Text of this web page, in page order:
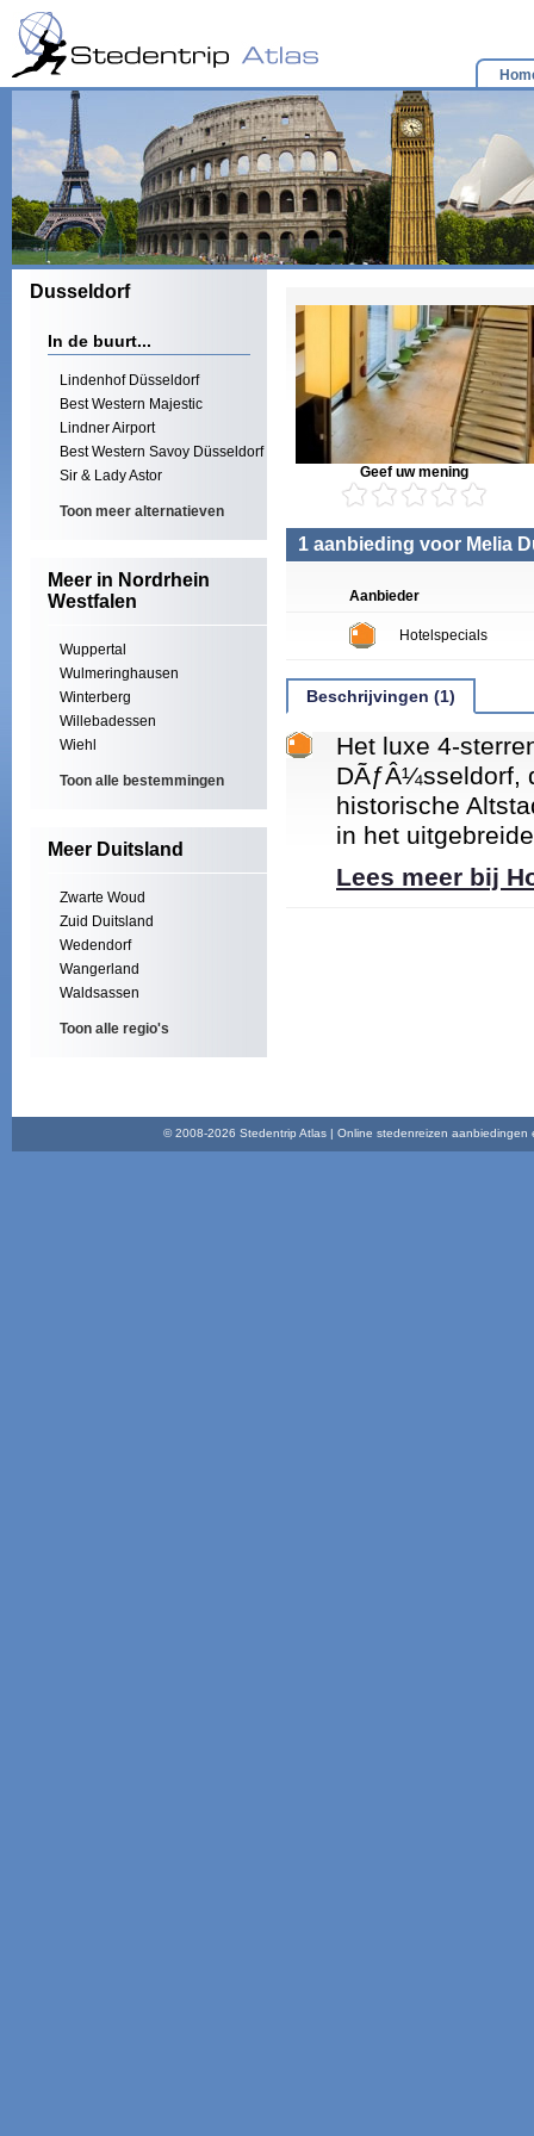
Dusseldorf
In de buurt...
Lindenhof Düsseldorf
Best Western Majestic
Lindner Airport
Best Western Savoy Düsseldorf
Sir & Lady Astor
Toon meer alternatieven
Meer in Nordrhein
Westfalen
Wuppertal
Wulmeringhausen
Winterberg
Willebadessen
Wiehl
Toon alle bestemmingen
Meer Duitsland
Zwarte Woud
Zuid Duitsland
Wedendorf
Wangerland
Waldsassen
Toon alle regio's
Geef uw mening
1 aanbieding voor Melia
Aanbieder
Hotelspecials
Beschrijvingen (1)
Het luxe 4-
DÃƒÂ¼sseldorf,
historische
in het
Lees meer bij
© 2008-2026 Stedentrip Atlas | Online stedenreizen